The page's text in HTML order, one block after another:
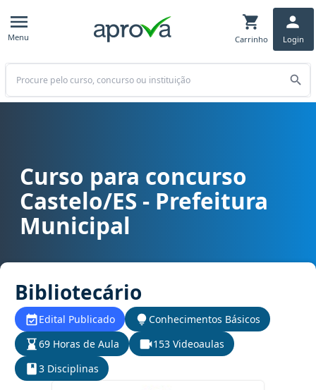
Menu Carrinho Login
Buscar
Curso para concurso Castelo/ES - Prefeitura Municipal cargo
Curso para concurso
Castelo/ES - Prefeitura
Municipal
Bibliotecário
Edital Publicado
Conhecimentos Básicos
69 Horas de Aula
153 Videoaulas
3 Disciplinas